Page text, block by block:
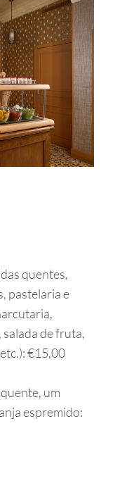
quentes,
pastelaria e
de fruta,
€15,00
um
espremido: